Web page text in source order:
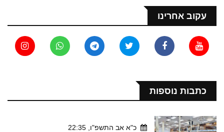
עקוב אחרינו
כתבות נוספות
כ"א אב התשפ"ו, 22:35